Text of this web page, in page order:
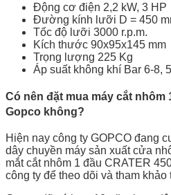
Động cơ điện 2,2 kW, 3 HP
Đường kính lưỡi D = 450
Tốc độ lưỡi 3000 r.p.m.
Kích thước 90x95x145 mm
Trọng lượng 225 Kg
Áp suất không khí Bar 6-8,
Có nên đặt mua máy cắt nhôm
Gopco không?
Hiện nay công ty GOPCO đang
dây chuyền máy sản xuất cửa
mắt cắt nhôm 1 đầu CRATER
công ty để theo dõi và tham khảo